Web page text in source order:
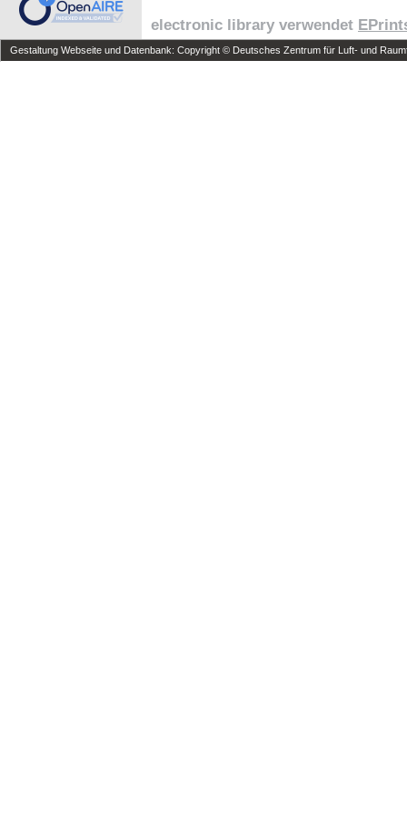
electronic library verwendet
Gestaltung Webseite und Datenbank: Copyright © Deutsches Zentrum für Luft- und